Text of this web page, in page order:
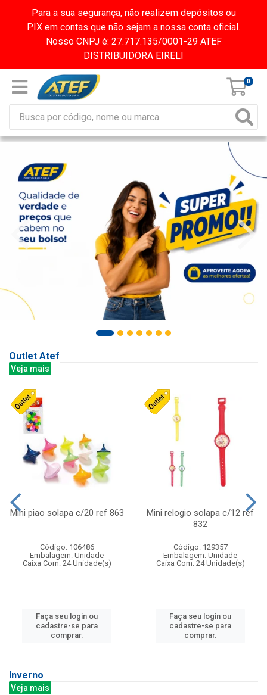
Para a sua segurança, não realizem depósitos ou
PIX em contas que não sejam a nossa conta oficial.
Nosso CNPJ é: 27.717.135/0001-29 ATEF
DISTRIBUIDORA EIRELI
0
Outlet Atef
Veja mais
Mini piao solapa c/20 ref 863
Código: 106486
Embalagem: Unidade
Caixa Com: 24 Unidade(s)
Faça seu login ou
cadastre-se para
comprar.
Mini relogio solapa c/12 ref
832
Código: 129357
Embalagem: Unidade
Caixa Com: 24 Unidade(s)
Faça seu login ou
cadastre-se para
comprar.
Inverno
Veja mais